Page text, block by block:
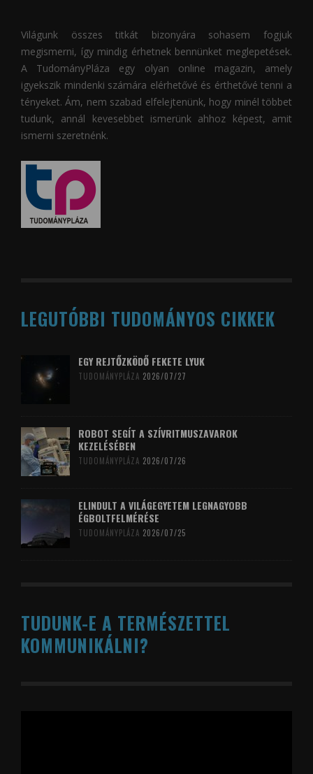
Világunk összes titkát bizonyára sohasem fogjuk
megismerni, így mindig érhetnek bennünket meglepetések.
A TudományPláza egy olyan online magazin, amely
igyekszik mindenki számára elérhetővé és érthetővé tenni a
tényeket. Ám, nem szabad elfelejtenünk, hogy minél többet
tudunk, annál kevesebbet ismerünk ahhoz képest, amit
ismerni szeretnénk.
LEGUTÓBBI TUDOMÁNYOS CIKKEK
EGY REJTŐZKÖDŐ FEKETE LYUK
TUDOMÁNYPLÁZA 2026/07/27
ROBOT SEGÍT A SZÍVRITMUSZAVAROK
KEZELÉSÉBEN
TUDOMÁNYPLÁZA 2026/07/26
ELINDULT A VILÁGEGYETEM LEGNAGYOBB
ÉGBOLTFELMÉRÉSE
TUDOMÁNYPLÁZA 2026/07/25
TUDUNK-E A TERMÉSZETTEL
KOMMUNIKÁLNI?